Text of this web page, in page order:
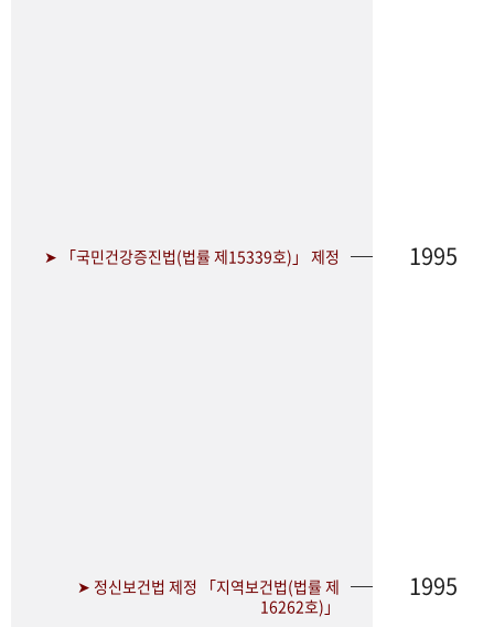
➤ 「국민건강증진법(법률 제15339호)」 제정 1995
➤ 정신보건법 제정 「지역보건법(법률 제
16262호)」
1995